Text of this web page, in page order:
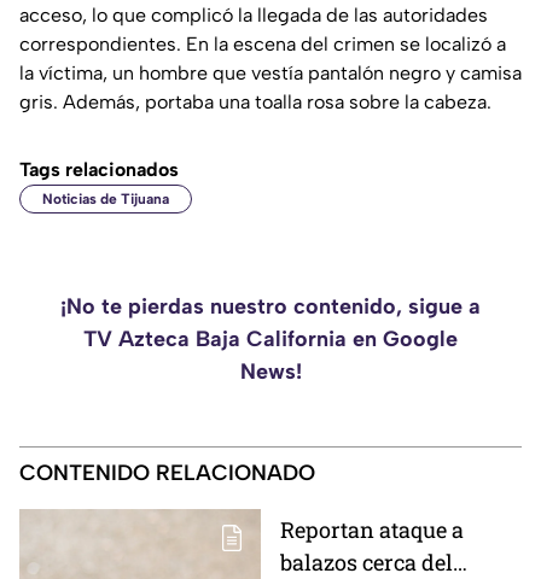
acceso, lo que complicó la llegada de las autoridades
correspondientes. En la escena del crimen se localizó a
la víctima, un hombre que vestía pantalón negro y camisa
gris. Además, portaba una toalla rosa sobre la cabeza.
Tags relacionados
Noticias de Tijuana
¡No te pierdas nuestro contenido, sigue a
TV Azteca Baja California en Google
News!
CONTENIDO RELACIONADO
Reportan ataque a
balazos cerca del